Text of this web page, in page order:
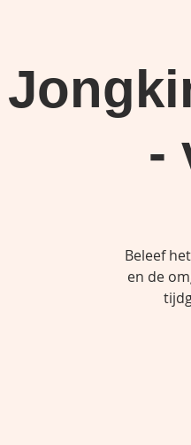
-
Beleef
en de